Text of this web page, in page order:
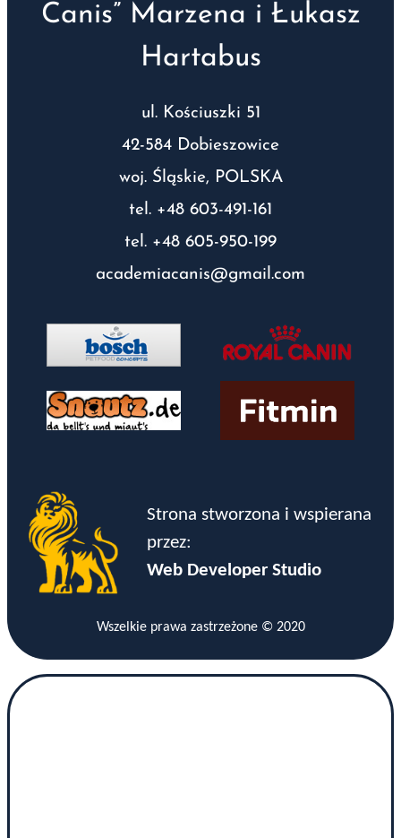
Canis” Marzena i Łukasz
Hartabus
ul. Kościuszki 51
42-584 Dobieszowice
woj. Śląskie, POLSKA
tel. +48 603-491-161
tel. +48 605-950-199
academiacanis@gmail.com
Strona stworzona i wspierana
przez:
Web Developer Studio
Wszelkie prawa zastrzeżone © 2020